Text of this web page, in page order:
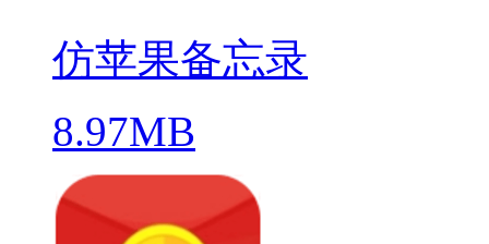
仿苹果备忘录
8.97MB